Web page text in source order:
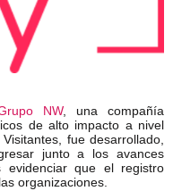
NW, una compañía
de alto impacto a nivel
fue desarrollado,
junto a los avances
evidenciar que el registro
organizaciones.